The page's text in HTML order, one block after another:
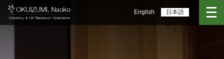
English 日本語